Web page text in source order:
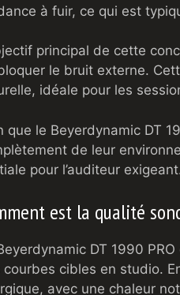
à fuir, ce qui est
principal de cette
le bruit externe.
idéale pour les
que le Beyerdynamic DT
de leur
pour l’auditeur
est la qualité
DT 1990
courbes cibles en studio.
avec une chaleur